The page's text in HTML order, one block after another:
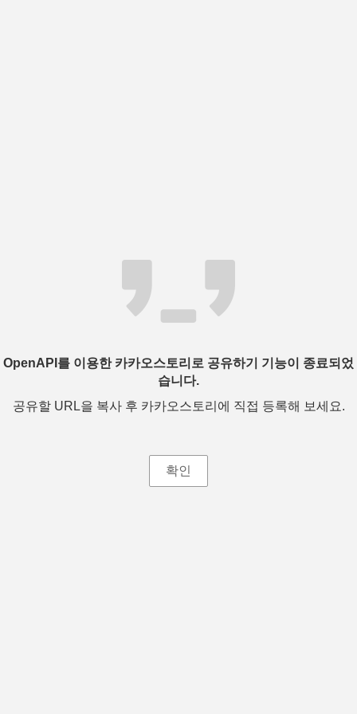
OpenAPI를 이용한 카카오스토리로 공유하기 기능이 종료되었
습니다.
공유할 URL을 복사 후 카카오스토리에 직접 등록해 보세요.
확인